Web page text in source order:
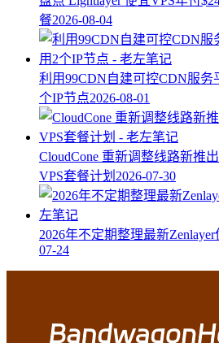
餐2026-08-04
利用99CDN自建可控CDN服务
个IP节点2026-08-01
CloudCone 重新调整线路新推
VPS套餐计划 2026-07-30
2026年不定期整理最新
07-24